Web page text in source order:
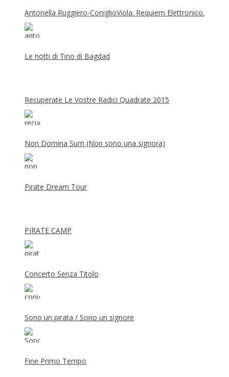
Antonella Ruggiero-ConiglioViola. Requiem Elettronico.
Le notti di Tino di Bagdad
Recuperate Le Vostre Radici Quadrate 2015
Non Domina Sum (Non sono una signora)
Pirate Dream Tour
PIRATE CAMP
Concerto Senza Titolo
Sono un pirata / Sono un signore
Fine Primo Tempo